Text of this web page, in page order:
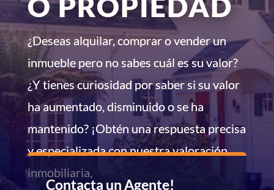
¿Deseas alquilar, comprar o vender un
inmueble pero no sabes cuál es su valor?
¿Y tienes curiosidad por saber si su valor
ha aumentado, disminuido o se ha
mantenido? ¡Obtén una respuesta precisa
y especializada con nuestra valoración
inmobiliaria,
Contacta un Agente!